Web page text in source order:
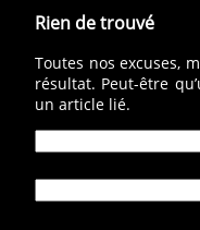
Rien de trouvé
Toutes nos excuses,
résultat. Peut-être
un article lié.